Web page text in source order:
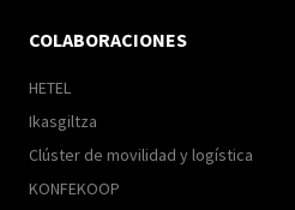
COLABORACIONES
HETEL
Ikasgiltza
Clúster de movilidad y logística
KONFEKOOP